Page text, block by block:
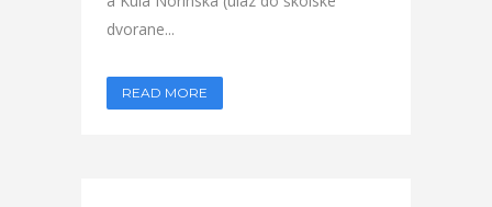
dvorane...
READ MORE